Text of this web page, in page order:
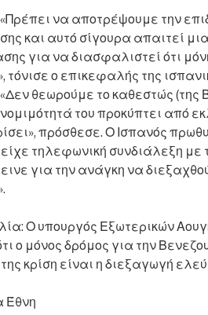
«Πρέπει να αποτρέψουμε την
και αυτό σίγουρα απαιτεί
για να διασφαλιστεί ότι
τόνισε ο επικεφαλής της
θεωρούμε το καθεστώς (της
του προκύπτει από
πρόσθεσε. Ο Ισπανός
τηλεφωνική συνδιάλεξη με
για την ανάγκη να
Ο υπουργός Εξωτερικών
ο μόνος δρόμος για την
της κρίση είναι η διεξαγωγή
Έθνη